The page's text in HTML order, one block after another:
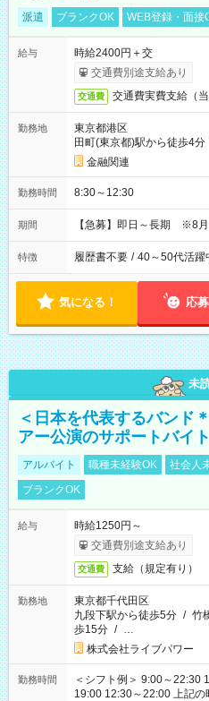
派遣 ブランクOK WEB登録・面接
給与
時給2400円＋交
交通費別途支給あり
交通費 交通費実費支給（当
勤務地
東京都港区
田町(東京都)駅から徒歩4分
金融関連
勤務時間 8:30～12:30
期間 【急募】即日～長期 ※8月
特徴 履歴書不要 / 40～50代活躍
気になる！ 応
未
＜日本を代表するバンド
アー公演のサポートバイ
アルバイト 職種未経験OK 社会人
ブランクOK
給与
時給1250円～
交通費別途支給あり
交通費 支給（規定有り）
勤務地
東京都千代田区
九段下駅から徒歩5分 / 竹
歩15分 / …
株式会社ライブパワー
勤務時間
＜シフト例＞ 9:00～22:30
19:00 12:30～22:00 上記の時間から好きな時間を選べます！ ※